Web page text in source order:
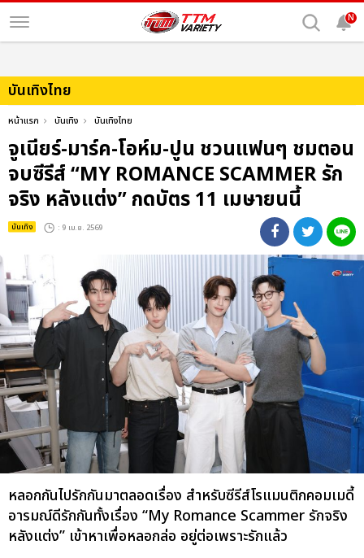
N
บันเทิงไทย
หน้าแรก บันเทิง บันเทิงไทย
จูเนียร์-มาร์ค-โอห์ม-ปูน ชวนแฟนๆ ชมตอน
จบซีรีส์ “MY ROMANCE SCAMMER รัก
จริง หลังแต่ง” กดบัตร 11 เมษายนนี้
บันเทิง : 9 เม.ย. 2569
หลอกกันไปรักกันมาตลอดเรื่อง สำหรับซีรีส์โรแมนติกคอมเมดี้
อารมณ์ดีรักกันทั้งเรื่อง “My Romance Scammer รักจริง
หลังแต่ง” เข้าหาเพื่อหลอกล่อ อยู่ต่อเพราะรักแล้ว